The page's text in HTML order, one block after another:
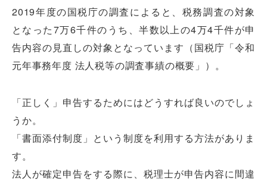
2019年度の国税庁の調査によると、税務調査の対象
となった7万6千件のうち、半数以上の4万4千件が申
告内容の見直しの対象となっています（国税庁「令和
元年事務年度 法人税等の調査事績の概要」）。
「正しく」申告するためにはどうすれば良いのでしょ
うか。
「書面添付制度」という制度を利用する方法がありま
す。
法人が確定申告をする際に、税理士が申告内容に間違